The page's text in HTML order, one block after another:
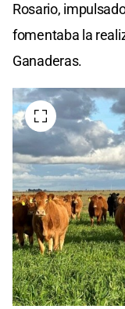
Rosario,
fomentaba la
Ganaderas.